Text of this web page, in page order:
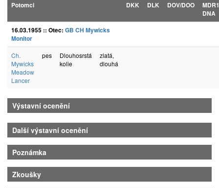
Potomci DKK DLK DOV/DOO
MDR1
DNA
16.03.1955 :: Otec: GB CH Mywicks
Monitor
Ch.
Mywicks
Meadow
Lancer
pes
Dlouhosrstá
kolie
zlatá,
dlouhá
Výstavní ocenění
Další výstavní ocenění
Poznámka
Zkoušky